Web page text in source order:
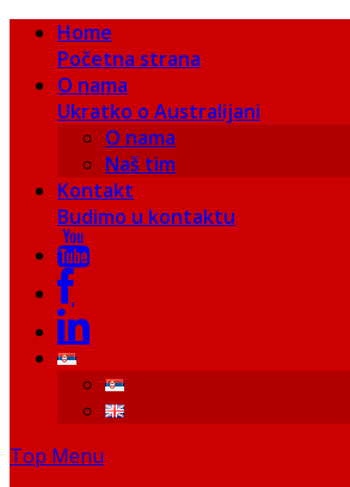
Home
Početna strana
O nama
Ukratko o Australijani
O nama
Naš tim
Kontakt
Budimo u kontaktu
Top Menu